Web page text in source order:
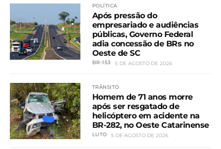
POLÍTICA
Após pressão do
empresariado e audiências
públicas, Governo Federal
adia concessão de BRs no
Oeste de SC
BR-153 5 DE AGOSTO DE 2026
TRÂNSITO
Homem de 71 anos morre
após ser resgatado de
helicóptero em acidente na
BR-282, no Oeste Catarinense
LUTO 5 DE AGOSTO DE 2026